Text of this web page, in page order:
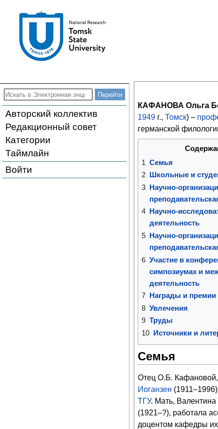
Авторский коллектив
Редакционный совет
Категории
Таймлайн
Войти
КАФАНОВА Ольга
1949г., Томск) –
германской
1 Семья
2
Школьные и
3 Научно-
4
Научно-
деятельность
5 Научно-
6 Участие в
симпозиумах и
деятельность
7 Награды и премии
8 Увлечения
9 Труды
10 Источники и
Семья
Отец О.Б.
Иоганзен
ТГУ. Мать,
(1921–?), работала
доцентом кафедры